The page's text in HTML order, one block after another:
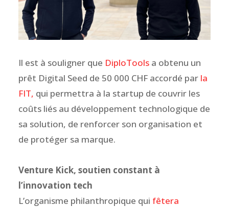
Il est à souligner que DiploToolsa obtenu un
prêt Digital Seed de 50 000 CHF accordé par la
FIT, qui permettra à la startup de couvrir les
coûts liés au développement technologique de
sa solution, de renforcer son organisation et
de protéger sa marque.
Venture Kick, soutien constant à
l’innovation tech
L’organisme philanthropique qui fêtera